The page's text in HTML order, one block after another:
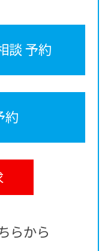
談 予約
約
らから